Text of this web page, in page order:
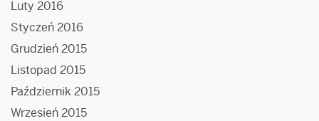
Luty 2016
Styczeń 2016
Grudzień 2015
Listopad 2015
Październik 2015
Wrzesień 2015